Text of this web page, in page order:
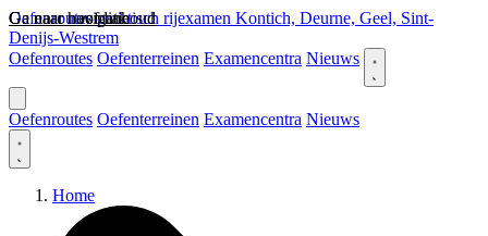
Ga naar hoofdinhoud
Ga naar navigatie
Oefenroutes praktisch rijexamen Kontich, Deurne, Geel, Sint-
Denijs-Westrem
Oefenroutes Oefenterreinen Examencentra Nieuws
Oefenroutes Oefenterreinen Examencentra Nieuws
Home